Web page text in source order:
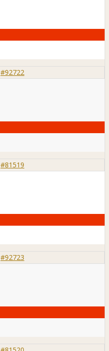
#92722
#81519
#92723